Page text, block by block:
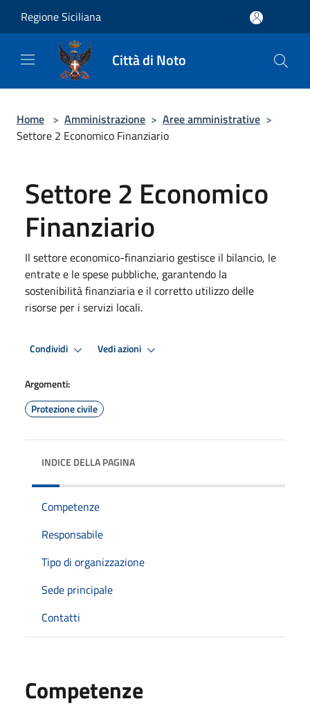
Regione Siciliana
Città di Noto
Home > Amministrazione > Aree amministrative >
Settore 2 Economico Finanziario
Settore 2 Economico
Finanziario
Il settore economico-finanziario gestisce il bilancio, le
entrate e le spese pubbliche, garantendo la
sostenibilità finanziaria e il corretto utilizzo delle
risorse per i servizi locali.
Condividi Vedi azioni
Argomenti:
Protezione civile
INDICE DELLA PAGINA
Competenze
Responsabile
Tipo di organizzazione
Sede principale
Contatti
Competenze